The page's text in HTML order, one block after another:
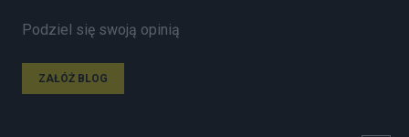
Podziel się swoją opinią
ZAŁÓŻ BLOG